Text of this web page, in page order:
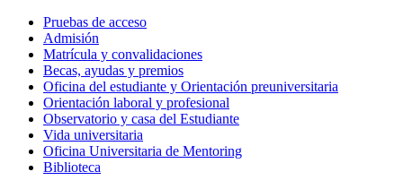
Pruebas de acceso
Admisión
Matrícula y convalidaciones
Becas, ayudas y premios
Oficina del estudiante y Orientación preuniversitaria
Orientación laboral y profesional
Observatorio y casa del Estudiante
Vida universitaria
Oficina Universitaria de Mentoring
Biblioteca